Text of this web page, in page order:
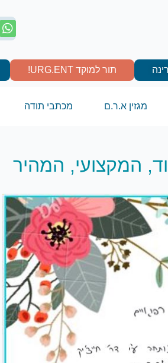
תור למוקד URG.ENT!
מגזין א.ר.ם מכתבי תודה
המקצועי, המהיר